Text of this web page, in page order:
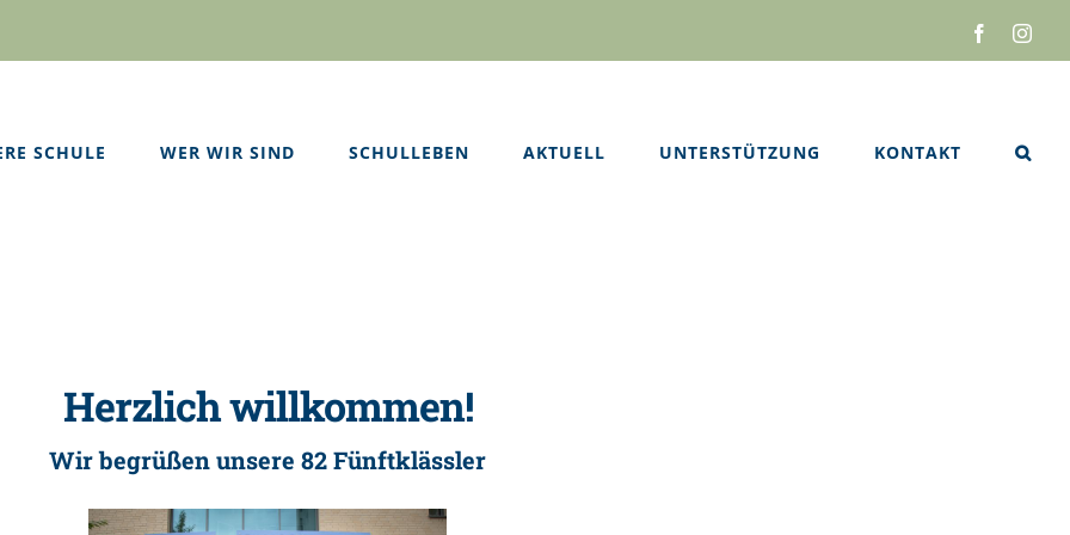
Facebook
SCHULE WER WIR SIND SCHULLEBEN AKTUELL UNTERSTÜTZUNG KONTAKT
Herzlich willkommen!
Wir begrüßen unsere 82 Fünftklässler